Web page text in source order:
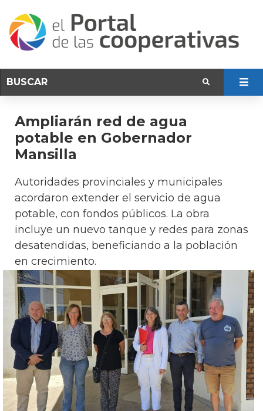
Ampliarán red de agua
potable en Gobernador
Mansilla
Autoridades provinciales y municipales
acordaron extender el servicio de agua
potable, con fondos públicos. La obra
incluye un nuevo tanque y redes para zonas
desatendidas, beneficiando a la población
en crecimiento.